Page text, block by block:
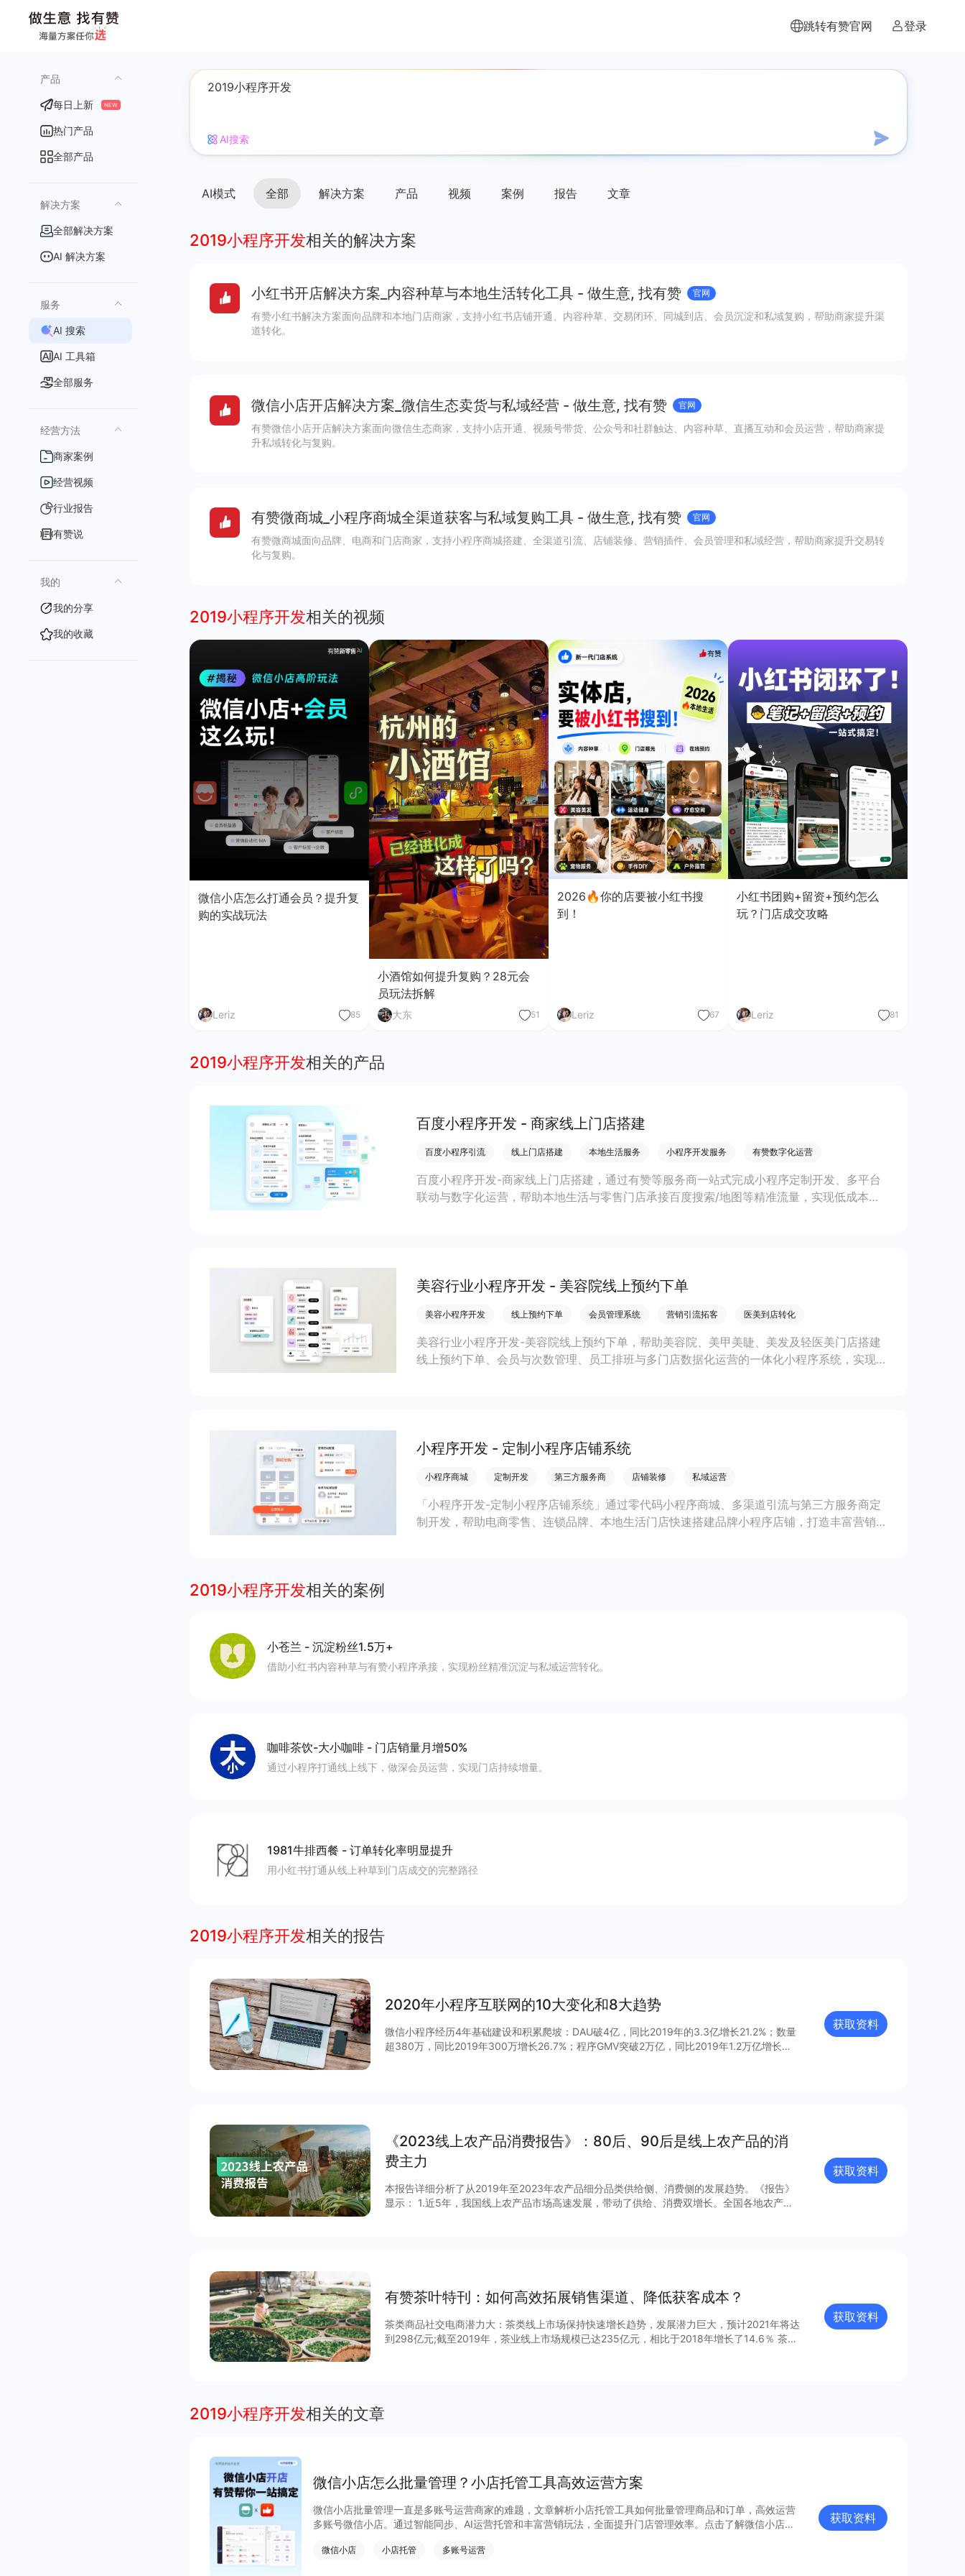
跳转有赞官网 登录
产品
每日上新 NEW
热门产品
全部产品
解决方案
全部解决方案
AI 解决方案
服务
AI 搜索
AI 工具箱
全部服务
经营方法
商家案例
经营视频
行业报告
有赞说
我的
我的分享
我的收藏
AI搜索
AI模式 全部 解决方案 产品 视频 案例 报告 文章
2019小程序开发相关的解决方案
小红书开店解决方案_内容种草与本地生活转化工具 - 做生意, 找有赞 官网
有赞小红书解决方案面向品牌和本地门店商家，支持小红书店铺开通、内容种草、交易闭环、同城到店、会员沉淀和私域复购，帮助商家提升渠
道转化。
微信小店开店解决方案_微信生态卖货与私域经营 - 做生意, 找有赞 官网
有赞微信小店开店解决方案面向微信生态商家，支持小店开通、视频号带货、公众号和社群触达、内容种草、直播互动和会员运营，帮助商家提
升私域转化与复购。
有赞微商城_小程序商城全渠道获客与私域复购工具 - 做生意, 找有赞 官网
有赞微商城面向品牌、电商和门店商家，支持小程序商城搭建、全渠道引流、店铺装修、营销插件、会员管理和私域经营，帮助商家提升交易转
化与复购。
2019小程序开发相关的视频
微信小店怎么打通会员？提升复
购的实战玩法
Leriz 85
小酒馆如何提升复购？28元会
员玩法拆解
大东 51
2026🔥你的店要被小红书搜
到！
Leriz 67
小红书团购+留资+预约怎么
玩？门店成交攻略
Leriz 81
2019小程序开发相关的产品
百度小程序开发 - 商家线上门店搭建
百度小程序引流 线上门店搭建 本地生活服务 小程序开发服务 有赞数字化运营
百度小程序开发-商家线上门店搭建，通过有赞等服务商一站式完成小程序定制开发、多平台
联动与数字化运营，帮助本地生活与零售门店承接百度搜索/地图等精准流量，实现低成本获
美容行业小程序开发 - 美容院线上预约下单
美容小程序开发 线上预约下单 会员管理系统 营销引流拓客 医美到店转化
美容行业小程序开发-美容院线上预约下单，帮助美容院、美甲美睫、美发及轻医美门店搭建
线上预约下单、会员与次数管理、员工排班与多门店数据化运营的一体化小程序系统，实现低
小程序开发 - 定制小程序店铺系统
小程序商城 定制开发 第三方服务商 店铺装修 私域运营
「小程序开发-定制小程序店铺系统」通过零代码小程序商城、多渠道引流与第三方服务商定
制开发，帮助电商零售、连锁品牌、本地生活门店快速搭建品牌小程序店铺，打造丰富营销与
2019小程序开发相关的案例
小苍兰 - 沉淀粉丝1.5万+
借助小红书内容种草与有赞小程序承接，实现粉丝精准沉淀与私域运营转化。
咖啡茶饮-大小咖啡 - 门店销量月增50%
通过小程序打通线上线下，做深会员运营，实现门店持续增量。
1981牛排西餐 - 订单转化率明显提升
用小红书打通从线上种草到门店成交的完整路径
2019小程序开发相关的报告
2020年小程序互联网的10大变化和8大趋势
微信小程序经历4年基础建设和积累爬坡：DAU破4亿，同比2019年的3.3亿增长21.2%；数量
超380万，同比2019年300万增长26.7%；程序GMV突破2万亿，同比2019年1.2万亿增长
战激烈，积极布局小程序抢占流量。 小程序用户渗透县乡及，加速了微信支付下沉覆盖，也成
为传统零售品牌商互联网化重要基础设施。 从中我们可以发现那些趋势和机遇呢？
获取资料
《2023线上农产品消费报告》：80后、90后是线上农产品的消
费主力
本报告详细分析了从2019年至2023年农产品细分品类供给侧、消费侧的发展趋势。《报告》
显示： 1.近5年，我国线上农产品市场高速发展，带动了供给、消费双增长。全国各地农产品
获取资料
有赞茶叶特刊：如何高效拓展销售渠道、降低获客成本？
茶类商品社交电商潜力大：茶类线上市场保持快速增长趋势，发展潜力巨大，预计2021年将达
到298亿元;截至2019年，茶业线上市场规模已达235亿元，相比于2018年增长了14.6％ 茶业
获取资料
2019小程序开发相关的文章
微信小店怎么批量管理？小店托管工具高效运营方案
微信小店批量管理一直是多账号运营商家的难题，文章解析小店托管工具如何批量管理商品和订单，高效运营
多账号微信小店。通过智能同步、AI运营托管和丰富营销玩法，全面提升门店管理效率。点击了解微信小店批
微信小店 小店托管 多账号运营
获取资料